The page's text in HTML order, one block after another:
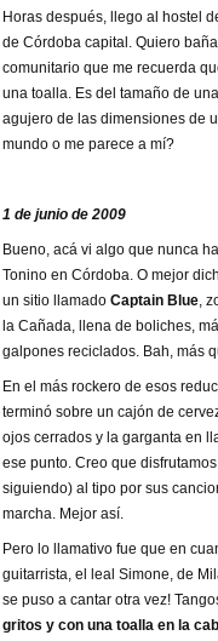
Horas después, llego al hostel
de Córdoba capital. Quiero
comunitario que me recuerda
una toalla. Es del tamaño de
agujero de las dimensiones de
mundo o me parece a mí?
1 de junio de 2009
Bueno, acá vi algo que nunca
Tonino en Córdoba. O mejor
un sitio llamado Captain Blue,
la Cañada, llena de boliches,
galpones reciclados. Bah, más
En el más rockero de esos
terminó sobre un cajón de
ojos cerrados y la garganta en
ese punto. Creo que
siguiendo) al tipo por sus
marcha. Mejor así.
Pero lo llamativo fue que en
guitarrista, el leal Simone, de
se puso a cantar otra vez!
gritos y con una toalla en la